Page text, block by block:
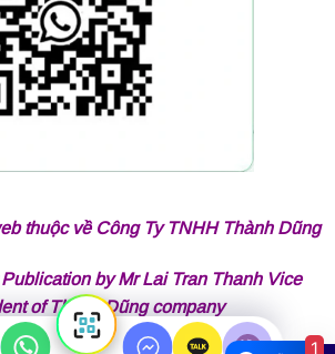
thuộc về Công Ty TNHH Thành Dũng
by Mr Lai Tran Thanh Vice
of Thành Dũng company
1